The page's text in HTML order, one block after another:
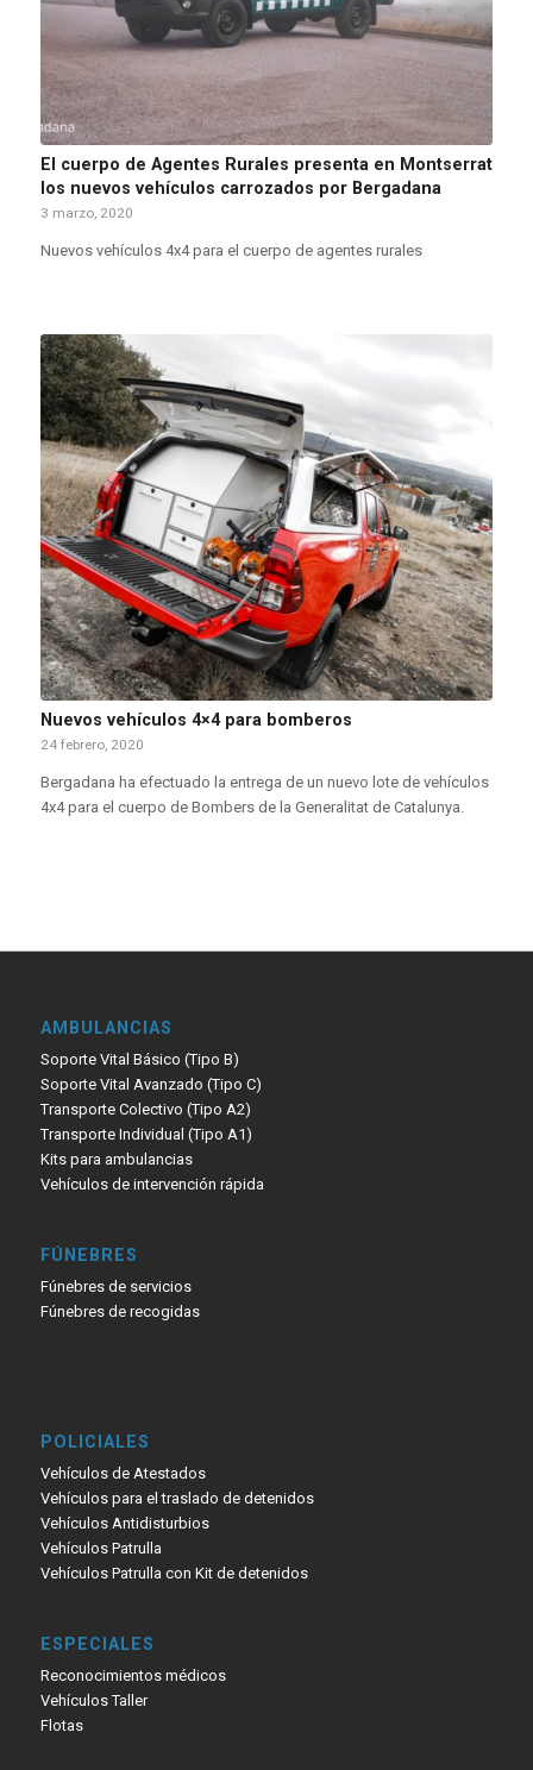
El cuerpo de Agentes Rurales presenta en Montserrat
los nuevos vehículos carrozados por Bergadana
3 marzo, 2020
Nuevos vehículos 4x4 para el cuerpo de agentes rurales
Nuevos vehículos 4×4 para bomberos
24 febrero, 2020
Bergadana ha efectuado la entrega de un nuevo lote de vehículos
4x4 para el cuerpo de Bombers de la Generalitat de Catalunya.
AMBULANCIAS
Soporte Vital Básico (Tipo B)
Soporte Vital Avanzado (Tipo C)
Transporte Colectivo (Tipo A2)
Transporte Individual (Tipo A1)
Kits para ambulancias
Vehículos de intervención rápida
FÚNEBRES
Fúnebres de servicios
Fúnebres de recogidas
POLICIALES
Vehículos de Atestados
Vehículos para el traslado de detenidos
Vehículos Antidisturbios
Vehículos Patrulla
Vehículos Patrulla con Kit de detenidos
ESPECIALES
Reconocimientos médicos
Vehículos Taller
Flotas